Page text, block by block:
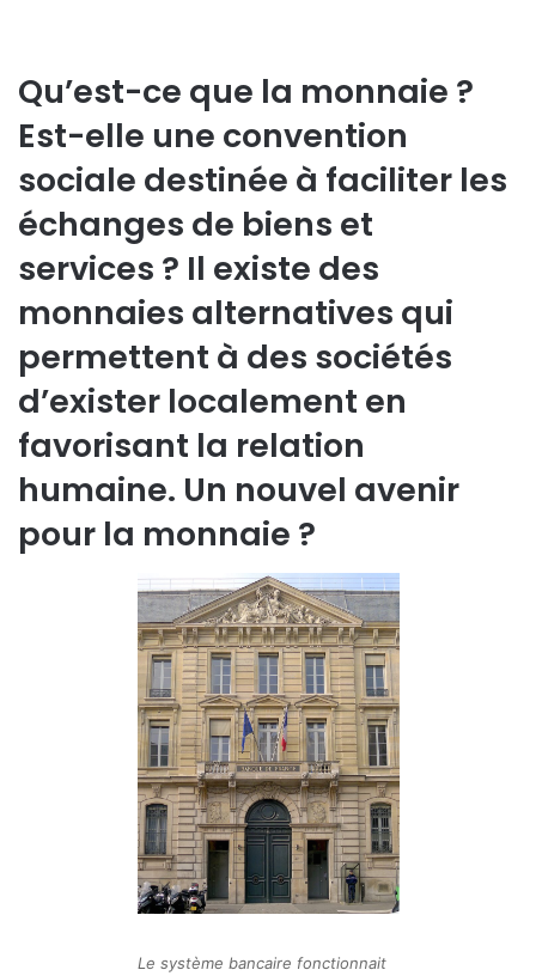
Qu’est-ce que la monnaie ?
Est-elle une convention
sociale destinée à faciliter les
échanges de biens et
services ? Il existe des
monnaies alternatives qui
permettent à des sociétés
d’exister localement en
favorisant la relation
humaine. Un nouvel avenir
pour la monnaie ?
Le système bancaire fonctionnait